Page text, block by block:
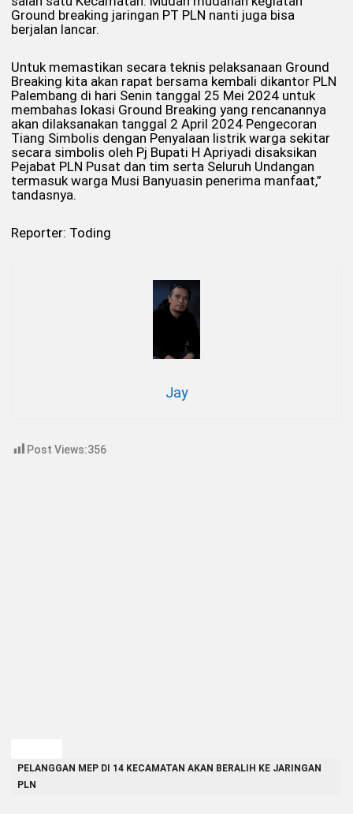
Ground breaking jaringan PT PLN nanti juga bisa
berjalan lancar.
Untuk memastikan secara teknis pelaksanaan Ground
Breaking kita akan rapat bersama kembali dikantor PLN
Palembang di hari Senin tanggal 25 Mei 2024 untuk
membahas lokasi Ground Breaking yang rencanannya
akan dilaksanakan tanggal 2 April 2024 Pengecoran
Tiang Simbolis dengan Penyalaan listrik warga sekitar
secara simbolis oleh Pj Bupati H Apriyadi disaksikan
Pejabat PLN Pusat dan tim serta Seluruh Undangan
termasuk warga Musi Banyuasin penerima manfaat,”
tandasnya.
Reporter: Toding
Jay
Post Views:356
PELANGGAN MEP DI 14 KECAMATAN AKAN BERALIH KE JARINGAN
PLN